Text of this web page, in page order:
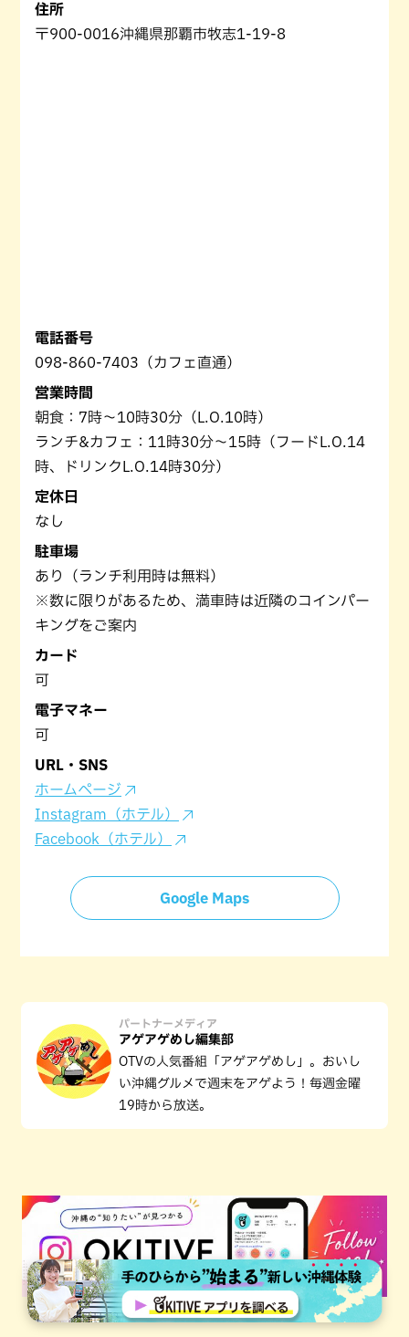
住所
〒900-0016沖縄県那覇市牧志1-19-8
電話番号
098-860-7403（カフェ直通）
営業時間
朝食：7時～10時30分（L.O.10時）
ランチ&カフェ：11時30分～15時（フードL.O.14
時、ドリンクL.O.14時30分）
定休日
なし
駐車場
あり（ランチ利用時は無料）
※数に限りがあるため、満車時は近隣のコインパー
キングをご案内
カード
可
電子マネー
可
URL・SNS
ホームページ
Instagram（ホテル）
Facebook（ホテル）
Google Maps
パートナーメディア
アゲアゲめし編集部
OTVの人気番組「アゲアゲめし」。おいし
い沖縄グルメで週末をアゲよう！毎週金曜
19時から放送。